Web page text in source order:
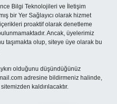
Bilgi Teknolojileri ve İletişim
bir Yer Sağlayıcı olarak hizmet
proaktif olarak denetleme
Ancak, üyelerimiz
taşımakta olup, siteye üye olarak bu
olduğunu düşündüğünüz
adresine bildirmeniz halinde,
kaldırılacaktır.